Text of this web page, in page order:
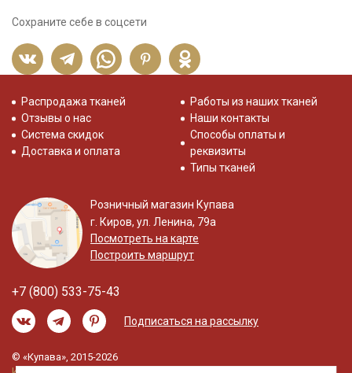
Сохраните себе в соцсети
Распродажа тканей
Отзывы о нас
Система скидок
Доставка и оплата
Работы из наших тканей
Наши контакты
Способы оплаты и
реквизиты
Типы тканей
Розничный магазин Купава
г. Киров, ул. Ленина, 79а
Посмотреть на карте
Построить маршрут
+7 (800) 533-75-43
Подписаться на рассылку
© «Купава», 2015-2026